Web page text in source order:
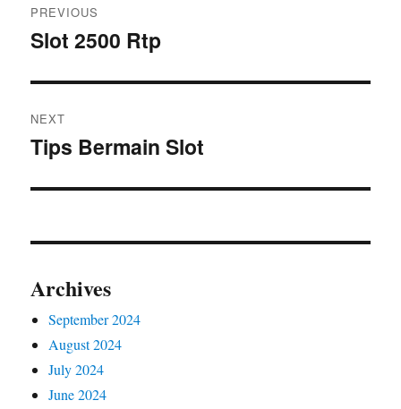
navigation
PREVIOUS
Previous
Slot 2500 Rtp
NEXT
Next
Tips Bermain Slot
Archives
September 2024
August 2024
July 2024
June 2024